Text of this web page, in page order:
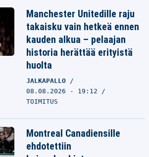
Manchester Unitedille raju
takaisku vain hetkeä ennen
kauden alkua – pelaajan
historia herättää erityistä
huolta
JALKAPALLO
08.08.2026 - 19:12
TOIMITUS
Montreal Canadiensille
ehdotettiin